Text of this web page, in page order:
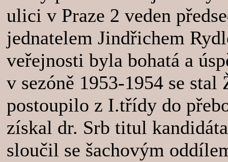
ulici v Praze 2 veden
jednatelem Jindřichem
veřejnosti byla bohatá a
v sezóně 1953-1954 se
postoupilo z I.třídy do
získal dr. Srb titul
sloučil se šachovým